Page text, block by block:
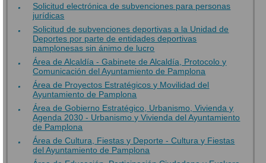
Solicitud electrónica de subvenciones para personas
jurídicas
Solicitud de subvenciones deportivas a la Unidad de
Deportes por parte de entidades deportivas
pamplonesas sin ánimo de lucro
Área de Alcaldía - Gabinete de Alcaldía, Protocolo y
Comunicación del Ayuntamiento de Pamplona
Área de Proyectos Estratégicos y Movilidad del
Ayuntamiento de Pamplona
Área de Gobierno Estratégico, Urbanismo, Vivienda y
Agenda 2030 - Urbanismo y Vivienda del Ayuntamiento
de Pamplona
Área de Cultura, Fiestas y Deporte - Cultura y Fiestas
del Ayuntamiento de Pamplona